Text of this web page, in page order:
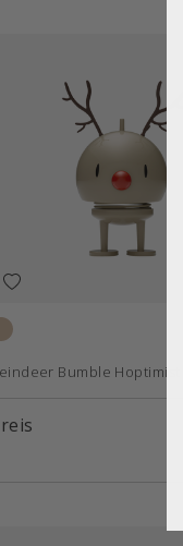
Bumble Hoptimist